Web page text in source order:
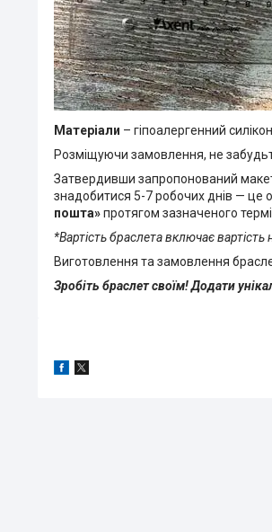
Матеріали – гіпоалергенний
Розміщуючи замовлення, не
Затвердивши запропонований
знадобитися 5-7 робочих днів —
пошта»протягом зазначеного
*Вартість браслета включає вартість
Виготовлення та замовлення
Зробіть браслет своїм! Додати